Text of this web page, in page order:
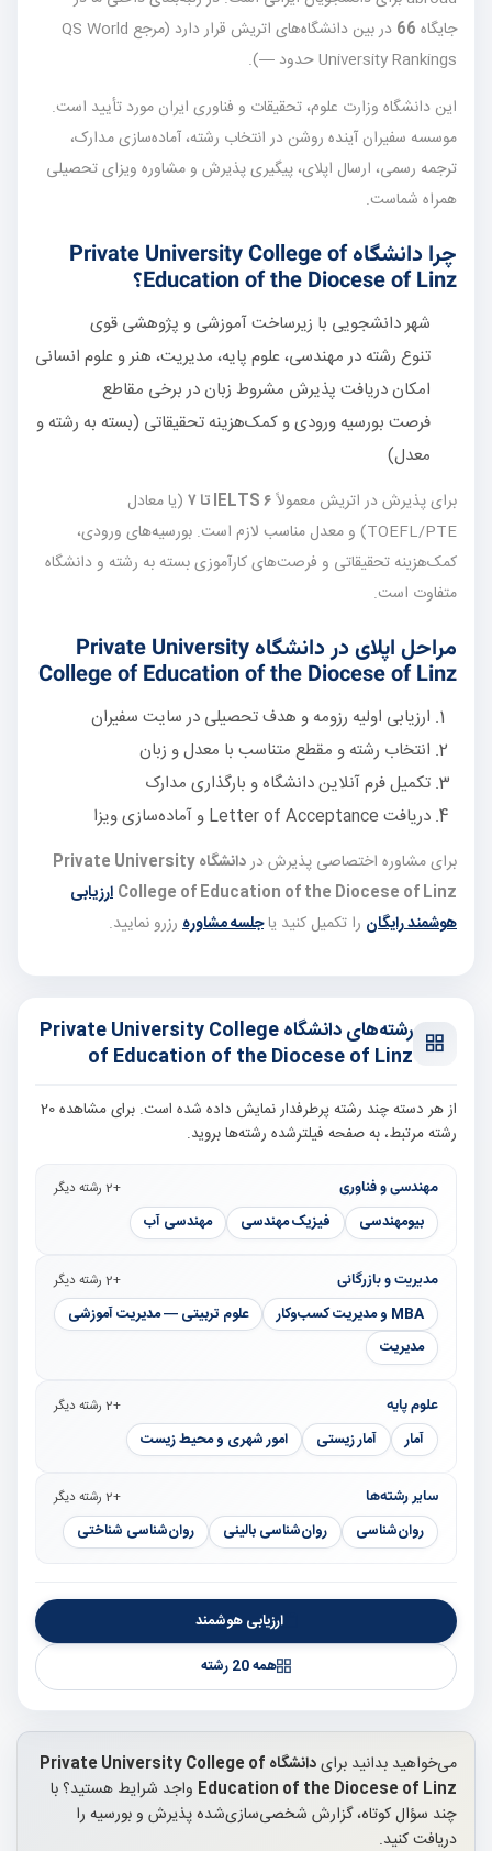
جایگاه 66
در بین دانشگاه‌های اتریش قرار دارد (مرجع QS World
University Rankings حدود —).
این دانشگاه وزارت علوم، تحقیقات و فناوری ایران مورد تأیید است.
موسسه سفیران آینده روشن در انتخاب رشته، آماده‌سازی مدارک،
ترجمه رسمی، ارسال اپلای، پیگیری پذیرش و مشاوره ویزای تحصیلی
همراه شماست.
چرا دانشگاه Private University College of
Education of the Diocese of Linz؟
شهر دانشجویی با زیرساخت آموزشی و پژوهشی قوی
تنوع رشته در مهندسی، علوم پایه، مدیریت، هنر و علوم انسانی
امکان دریافت پذیرش مشروط زبان در برخی مقاطع
فرصت بورسیه ورودی و کمک‌هزینه تحقیقاتی (بسته به رشته و
معدل)
برای پذیرش در اتریش معمولاًIELTS ۶ تا ۷
(یا معادل
TOEFL/PTE) و معدل مناسب لازم است. بورسیه‌های ورودی،
کمک‌هزینه تحقیقاتی و فرصت‌های کارآموزی بسته به رشته و دانشگاه
متفاوت است.
مراحل اپلای در دانشگاه Private University
College of Education of the Diocese of Linz
ارزیابی اولیه رزومه و هدف تحصیلی در سایت سفیران
انتخاب رشته و مقطع متناسب با معدل و زبان
تکمیل فرم آنلاین دانشگاه و بارگذاری مدارک
دریافت Letter of Acceptance و آماده‌سازی ویزا
برای مشاوره اختصاصی پذیرش در
دانشگاه Private University
College of Education of the Diocese of Linz ارزیابی
هوشمند رایگان را تکمیل کنید یاجلسه مشاوره رزرو نمایید.
رشته‌های دانشگاه Private University College
of Education of the Diocese of Linz
از هر دسته چند رشته پرطرفدار نمایش داده شده است. برای مشاهده 20
رشته مرتبط، به صفحه فیلترشده رشته‌ها بروید.
مهندسی و فناوری +2 رشته دیگر
بیومهندسی فیزیک مهندسی مهندسی آب
مدیریت و بازرگانی +2 رشته دیگر
MBA و مدیریت کسب‌وکار
علوم تربیتی — مدیریت آموزشی
مدیریت
علوم پایه +2 رشته دیگر
آمار آمار زیستی امور شهری و محیط زیست
سایر رشته‌ها +2 رشته دیگر
روان‌شناسی روان‌شناسی بالینی روان‌شناسی شناختی
ارزیابی هوشمند
همه 20 رشته
می‌خواهید بدانید برای
دانشگاه Private University College of
Education of the Diocese of Linz واجد شرایط هستید؟ با
چند سؤال کوتاه، گزارش شخصی‌سازی‌شده پذیرش و بورسیه را
دریافت کنید.